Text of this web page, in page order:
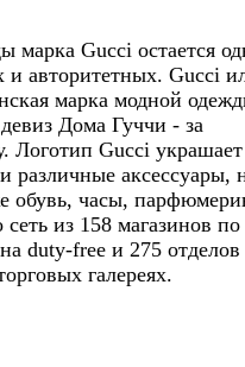
марка Gucci остается
и авторитетных. Gucci
марка модной
Дома Гуччи - за
Логотип Gucci
различные аксессуары,
обувь, часы,
из 158 магазинов по
duty-free и 275 отделов
галереях.